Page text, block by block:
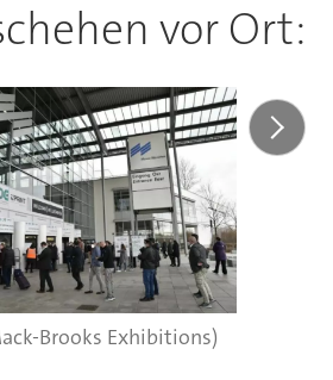
vor Ort:
Brooks Exhibitions)